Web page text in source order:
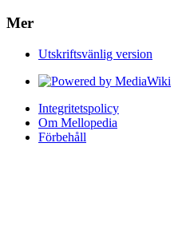
Mer
Utskriftsvänlig version
Integritetspolicy
Om Mellopedia
Förbehåll